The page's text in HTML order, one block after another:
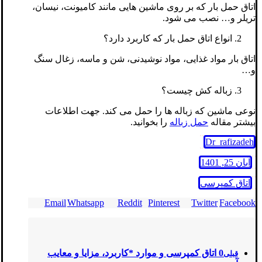
اتاق حمل بار که بر روی ماشین هایی مانند کامیونت، نیسان،
تریلر و… نصب می شود.
انواع اتاق حمل بار که کاربرد دارد؟
اتاق بار مواد غذایی، مواد نوشیدنی، شن و ماسه، زغال سنگ
و…
زباله کش چیست؟
نوعی ماشین که زباله ها را حمل می کند. جهت اطلاعات
بیشتر مقاله حمل زباله را بخوانید.
Dr_rafizadeh
آبان 25, 1401
اتاق کمپرسی
Facebook
Twitter
Pinterest
Reddit
Whatsapp
Email
قبلی
0 اتاق کمپرسی و موارد *کاربرد، مزایا و معایب